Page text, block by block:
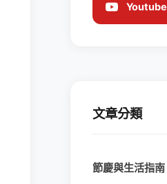
Youtube
文章分類
節慶與生活指南